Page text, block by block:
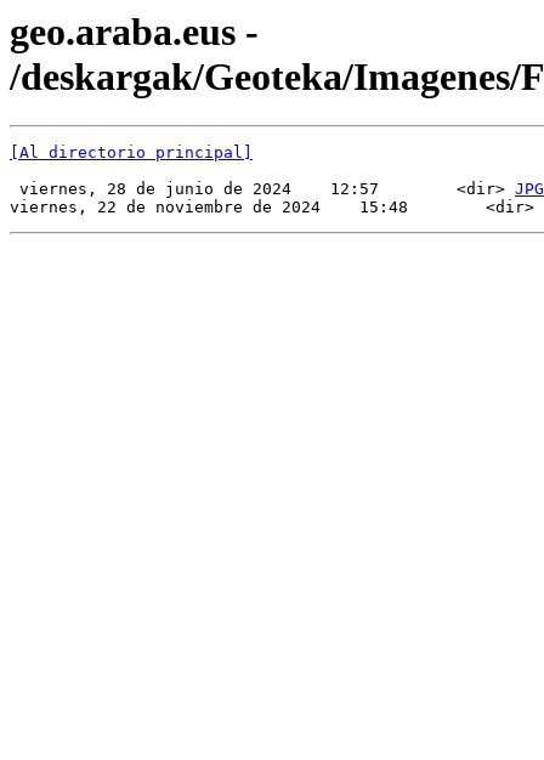
geo.araba.eus -
/deskargak/Geoteka/Imagenes/
[Al directorio principal]
viernes, 28 de junio de 2024    12:57        <dir> JPG
viernes, 22 de noviembre de 2024    15:48        <dir>